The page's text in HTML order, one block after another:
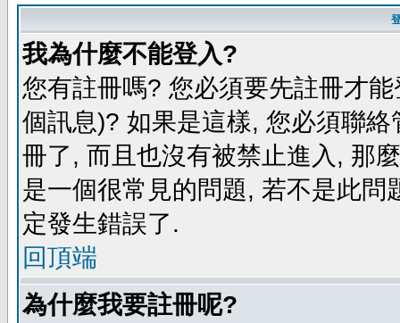
我為什麼不能登入?
您有註冊嗎? 您必須要先註冊才
個訊息)? 如果是這樣, 您必須聯
冊了, 而且也沒有被禁止進入, 那
是一個很常見的問題, 若不是此
定發生錯誤了.
回頂端
為什麼我要註冊呢?